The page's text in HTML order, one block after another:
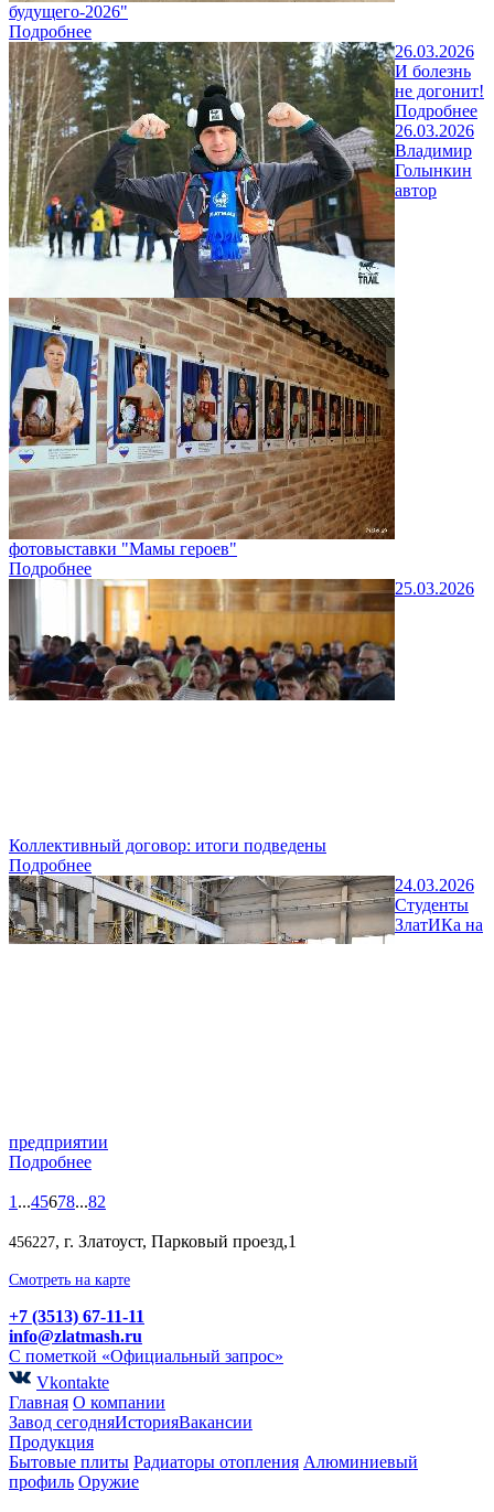
будущего-2026"
Подробнее
26.03.2026
И болезнь
не догонит!
Подробнее
26.03.2026
Владимир
Голынкин
автор
фотовыставки "Мамы героев"
Подробнее
25.03.2026
Коллективный договор: итоги подведены
Подробнее
24.03.2026
Студенты
ЗлатИКа на
предприятии
Подробнее
1 ...45678...82
456227, г. Златоуст, Парковый проезд,1
Смотреть на карте
+7 (3513) 67-11-11
info@zlatmash.ru
С пометкой «Официальный запрос»
Vkontakte
Главная О компании
Завод сегодняИсторияВакансии
Продукция
Бытовые плиты Радиаторы отопления Алюминиевый
профиль Оружие